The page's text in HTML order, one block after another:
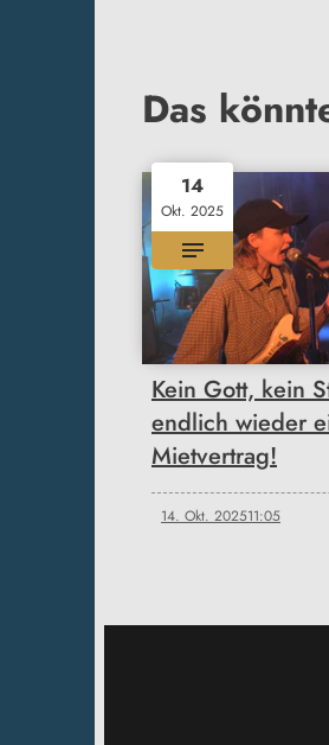
Das
14
Okt. 2025
Kein Gott, kein
endlich wieder
Mietvertrag!
14. Okt. 202511:05